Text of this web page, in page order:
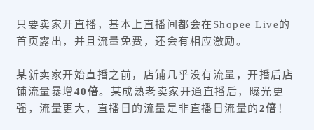
只要卖家开直播，基本上直播间都会在Shopee Live的
首页露出，并且流量免费，还会有相应激励。
某新卖家开始直播之前，店铺几乎没有流量，开播后店
铺流量暴增40倍。某成熟老卖家开通直播后，曝光更
强，流量更大，直播日的流量是非直播日流量的2倍 ！